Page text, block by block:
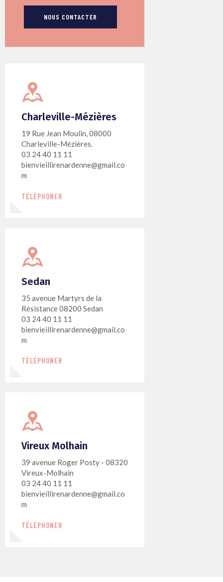
NOUS CONTACTER
Charleville-Mézières
19 Rue Jean Moulin, 08000
Charleville-Mézières.
03 24 40 11 11
bienvieillirenardenne@gmail.co
m
TÉLÉPHONER
Sedan
35 avenue Martyrs de la
Résistance 08200 Sedan
03 24 40 11 11
bienvieillirenardenne@gmail.co
m
TÉLÉPHONER
Vireux Molhain
39 avenue Roger Posty - 08320
Vireux-Molhain
03 24 40 11 11
bienvieillirenardenne@gmail.co
m
TÉLÉPHONER